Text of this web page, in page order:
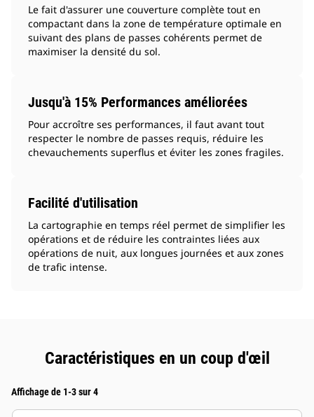
Le fait d'assurer une couverture complète tout en
compactant dans la zone de température optimale en
suivant des plans de passes cohérents permet de
maximiser la densité du sol.
Jusqu'à 15% Performances améliorées
Pour accroître ses performances, il faut avant tout
respecter le nombre de passes requis, réduire les
chevauchements superflus et éviter les zones fragiles.
Facilité d'utilisation
La cartographie en temps réel permet de simplifier les
opérations et de réduire les contraintes liées aux
opérations de nuit, aux longues journées et aux zones
de trafic intense.
Caractéristiques en un coup d'œil
Affichage de 1-3 sur 4